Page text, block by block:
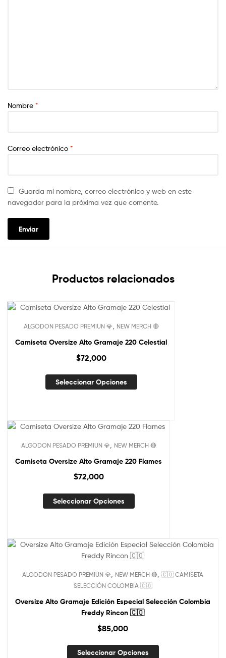
Nombre *
Correo electrónico *
Guarda mi nombre, correo electrónico y web en este
navegador para la próxima vez que comente.
Productos relacionados
ALGODON PESADO PREMIUN 💎 NEW MERCH 🔴
Camiseta Oversize Alto Gramaje 220 Celestial
$72,000
Seleccionar Opciones
ALGODON PESADO PREMIUN 💎 NEW MERCH 🔴
Camiseta Oversize Alto Gramaje 220 Flames
$72,000
Seleccionar Opciones
ALGODON PESADO PREMIUN 💎 NEW MERCH 🔴 🇨🇴 CAMISETA
SELECCIÓN COLOMBIA 🇨🇴
Oversize Alto Gramaje Edición Especial Selección Colombia
Freddy Rincon 🇨🇴
$85,000
Seleccionar Opciones